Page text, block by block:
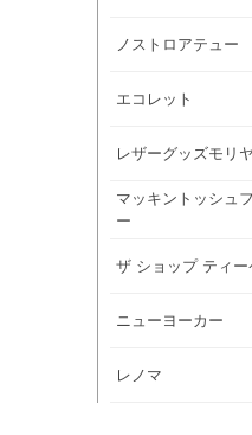
ノストロアテュー
エコレット
レザーグッズモリヤ
マッキントッシュ
ー
ザ ショップ ティー
ニューヨーカー
レノマ